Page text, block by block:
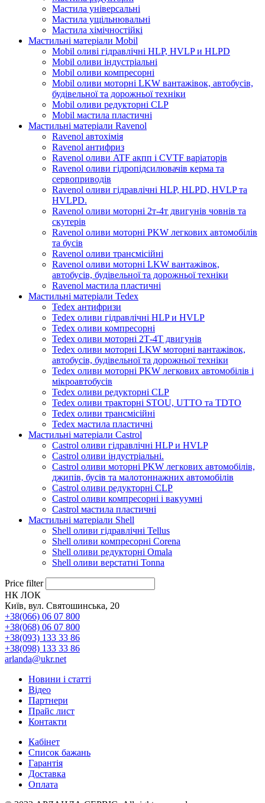
Мастила універсальні
Мастила ущільнювальні
Мастила хімічностійкі
Мастильні матеріали Mobil
Mobil оливі гідравлічні HLP, HVLP и HLPD
Mobil оливи індустріальні
Mobil оливи компресорні
Mobil оливи моторні LKW вантажівок, автобусів,
будівельної та дорожньої техніки
Mobil оливи редукторні CLP
Mobil мастила пластичні
Мастильні матеріали Ravenol
Ravenol автохімія
Ravenol антифриз
Ravenol оливи ATF акпп і CVTF варіаторів
Ravenol оливи гідропідсилювачів керма та
сервоприводів
Ravenol оливи гідравлічні HLP, HLPD, HVLP та
HVLPD.
Ravenol оливи моторні 2т-4т двигунів човнів та
скутерів
Ravenol оливи моторні PKW легкових автомобілів
та бусів
Ravenol оливи трансмісійні
Ravenol оливи моторні LKW вантажівок,
автобусів, будівельної та дорожньої техніки
Ravenol мастила пластичні
Мастильні матеріали Tedex
Tedex антифризи
Tedex оливи гідравлічні HLP и HVLP
Tedex оливи компресорні
Tedex оливи моторні 2Т-4Т двигунів
Tedex оливи моторні LKW моторні вантажівок,
автобусів, будівельної та дорожньої техніки
Tedex оливи моторні PKW легкових автомобілів і
мікроавтобусів
Tedex оливи редукторні CLP
Tedex оливи тракторні STOU, UTTO та TDTO
Tedex оливи трансмісійні
Tedex мастила пластичні
Мастильні матеріали Castrol
Castrol оливи гідравлічні HLP и HVLP
Castrol оливи індустріальні.
Castrol оливи моторні PKW легкових автомобілів,
джипів, бусів та малотоннажних автомобілів
Castrol оливи редукторні CLP
Castrol оливи компресорні і вакуумні
Castrol мастила пластичні
Мастильні матеріали Shell
Shell оливи гідравлічні Tellus
Shell оливи компресорні Corena
Shell оливи редукторні Omala
Shell оливи верстатні Tonna
Price filter
НК ЛОК
Київ, вул. Святошинська, 20
+38(066) 06 07 800
+38(068) 06 07 800
+38(093) 133 33 86
+38(098) 133 33 86
arlanda@ukr.net
Новини і статті
Відео
Партнери
Прайс лист
Контакти
Кабінет
Список бажань
Гарантія
Доставка
Оплата